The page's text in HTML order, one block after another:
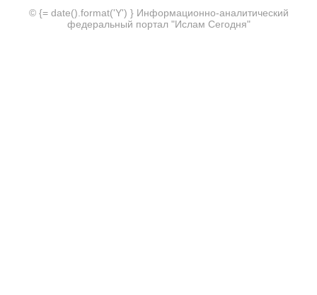
© {= date().format('Y') } Информационно-аналитический
федеральный портал "Ислам Сегодня"